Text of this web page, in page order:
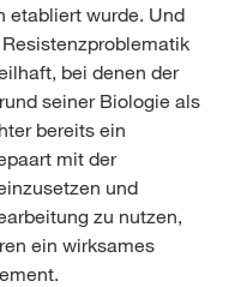
etabliert wurde. Und
bei denen der
seiner Biologie als
bereits ein
mit der
und
zu nutzen,
ein wirksames